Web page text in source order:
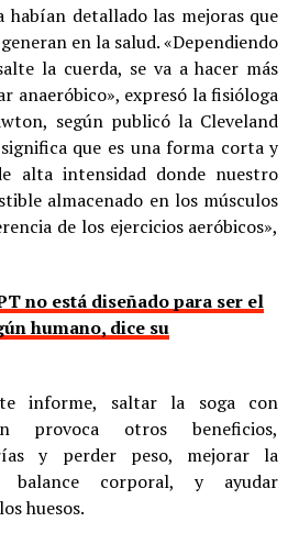
habían detallado las mejoras que
en la salud. «Dependiendo
la cuerda, se va a hacer más
anaeróbico», expresó la fisióloga
según publicó la Cleveland
significa que es una forma corta y
alta intensidad donde nuestro
almacenado en los músculos
de los ejercicios aeróbicos»,
no está diseñado para ser el
humano, dice su
informe, saltar la soga con
provoca otros beneficios,
y perder peso, mejorar la
corporal, y ayudar
huesos.